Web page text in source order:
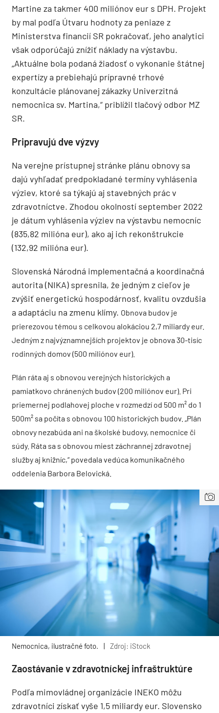
Martine za takmer 400 miliónov eur s DPH. Projekt
by mal podľa Útvaru hodnoty za peniaze z
Ministerstva financií SR pokračovať, jeho analytici
však odporúčajú znížiť náklady na výstavbu.
„Aktuálne bola podaná žiadosť o vykonanie štátnej
expertízy a prebiehajú prípravné trhové
konzultácie plánovanej zákazky Univerzitná
nemocnica sv. Martina,“ priblížil tlačový odbor MZ
SR.
Pripravujú dve výzvy
Na verejne prístupnej stránke plánu obnovy sa
dajú vyhľadať predpokladané termíny vyhlásenia
výziev, ktoré sa týkajú aj stavebných prác v
zdravotníctve. Zhodou okolností september 2022
je dátum vyhlásenia výziev na výstavbu nemocníc
(835,82 milióna eur), ako aj ich rekonštrukcie
(132,92 milióna eur).
Slovenská Národná implementačná a koordinačná
autorita (NIKA) spresnila, že jedným z cieľov je
zvýšiť energetickú hospodárnosť, kvalitu ovzdušia
a adaptáciu na zmenu klímy. Obnova budov je
prierezovou témou s celkovou alokáciou 2,7 miliardy eur.
Jedným z najvýznamnejších projektov je obnova 30-tisíc
rodinných domov (500 miliónov eur).
Plán ráta aj s obnovou verejných historických a
pamiatkovo chránených budov (200 miliónov eur). Pri
priemernej podlahovej ploche v rozmedzí od 500 m² do 1
500m² sa počíta s obnovou 100 historických budov. „Plán
obnovy nezabúda ani na školské budovy, nemocnice či
súdy. Ráta sa s obnovou miest záchrannej zdravotnej
služby aj knižníc,“ povedala vedúca komunikačného
oddelenia Barbora Belovická.
Nemocnica, ilustračné foto. | Zdroj: iStock
Zaostávanie v zdravotníckej infraštruktúre
Podľa mimovládnej organizácie INEKO môžu
zdravotníci získať vyše 1,5 miliardy eur. Slovensko